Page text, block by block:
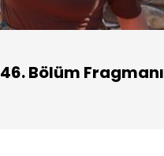
Bölüm Fragmanı